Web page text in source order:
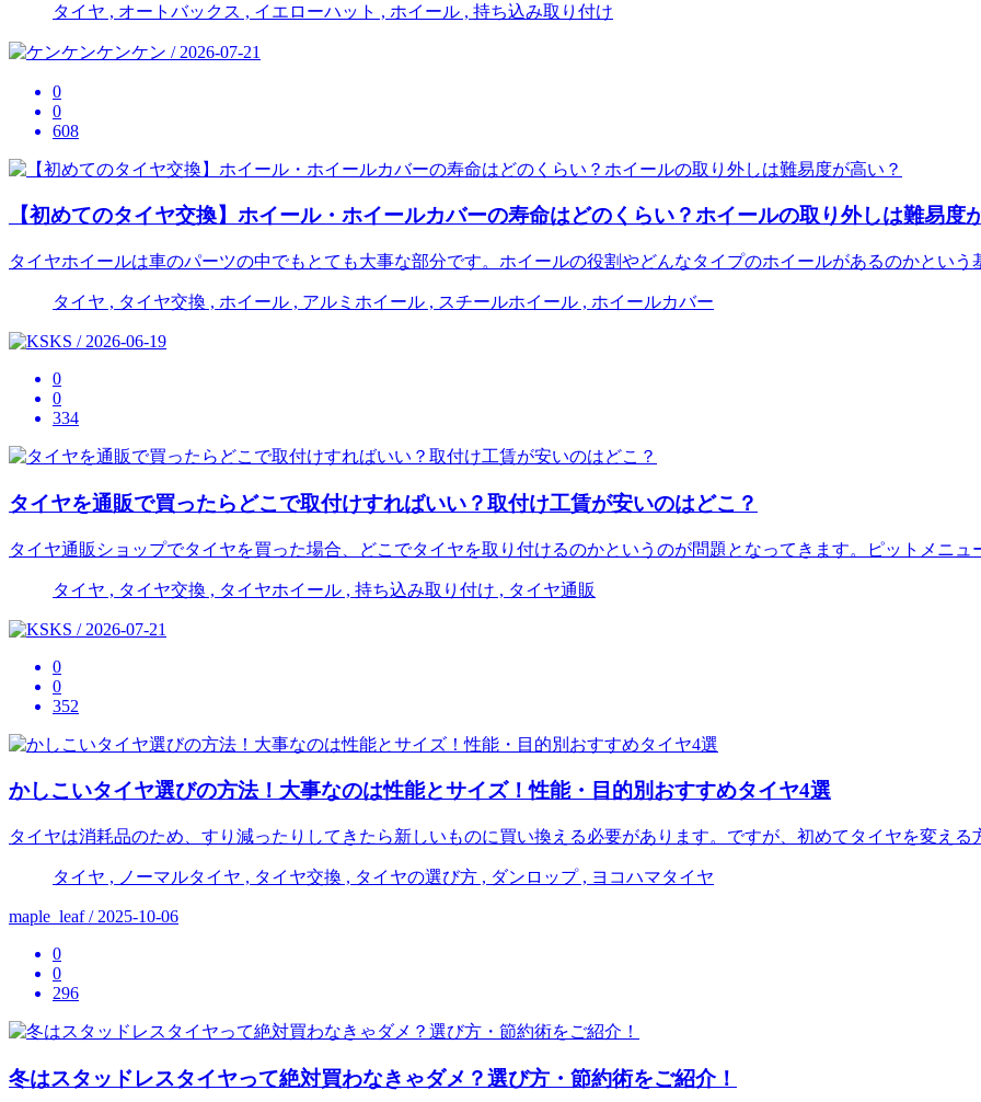
タイヤ , オートバックス , イエローハット , ホイール , 持ち込み取り付け
ケンケン / 2026-07-21
0
0
608
【初めてのタイヤ交換】ホイール・ホイールカバーの寿命はどのくらい？ホイールの取り外しは難易度
タイヤホイールは車のパーツの中でもとても大事な部分です。ホイールの役割やどんなタイプのホイールがあるのかとい
タイヤ , タイヤ交換 , ホイール , アルミホイール , スチールホイール , ホイールカバー
KS / 2026-06-19
0
0
334
タイヤを通販で買ったらどこで取付けすればいい？取付け工賃が安いのはどこ？
タイヤ通販ショップでタイヤを買った場合、どこでタイヤを取り付けるのかというのが問題となってきます。ピットメニ
タイヤ , タイヤ交換 , タイヤホイール , 持ち込み取り付け , タイヤ通販
KS / 2026-07-21
0
0
352
かしこいタイヤ選びの方法！大事なのは性能とサイズ！性能・目的別おすすめタイヤ4選
タイヤは消耗品のため、すり減ったりしてきたら新しいものに買い換える必要があります。ですが、初めてタイヤを変え
タイヤ , ノーマルタイヤ , タイヤ交換 , タイヤの選び方 , ダンロップ , ヨコハマタイヤ
maple_leaf / 2025-10-06
0
0
296
冬はスタッドレスタイヤって絶対買わなきゃダメ？選び方・節約術をご紹介！